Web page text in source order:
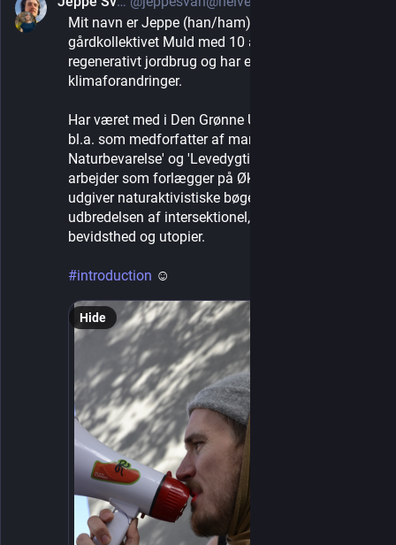
Mit navn er Jeppe (han/ham) og jeg bor i
gårdkollektivet Muld med 10 aktivistvenner, dyrker
regenerativt jordbrug og har en kandidat i
klimaforandringer.
Har været med i Den Grønne Ungdomsbevægelse,
bl.a. som medforfatter af manifesterne 'Retfærdig
Naturbevarelse' og 'Levedygtigt Landbrug', og
arbejder som forlægger på Økotopia, hvor vi
udgiver naturaktivistiske bøger og kæmper for
udbredelsen af intersektionel, økologisk
bevidsthed og utopier.
#introduction ☺︎
Hide